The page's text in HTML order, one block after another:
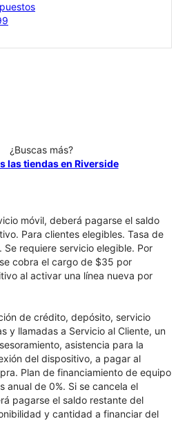
¿Buscas más?
las tiendas en Riverside
móvil, deberá pagarse el saldo
Para clientes elegibles. Tasa de
Se requiere servicio elegible. Por
cobra el cargo de $35 por
al activar una línea nueva por
de crédito, depósito, servicio
y llamadas a Servicio al Cliente, un
asistencia para la
del dispositivo, a pagar al
Plan de financiamiento de equipo
anual de 0%. Si se cancela el
pagarse el saldo restante del
y cantidad a financiar del